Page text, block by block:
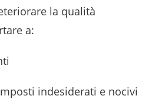
la qualità
a:
indesiderati e nocivi